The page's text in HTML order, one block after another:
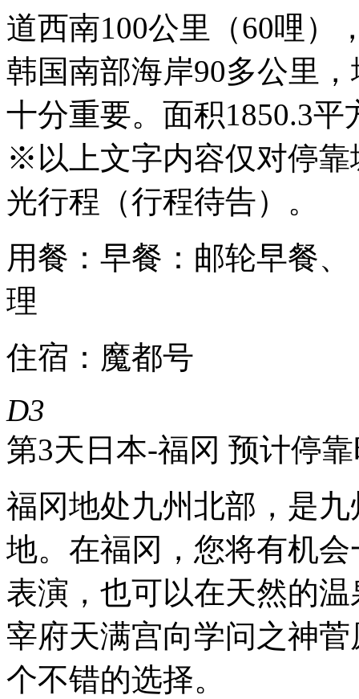
道西南100公里（60哩）
韩国南部海岸90多公里
十分重要。面积1850.3平
※以上文字内容仅对停
光行程（行程待告）。
用餐：早餐：邮轮早餐
理
住宿：魔都号
D3
第3天 日本-福冈 预计停
福冈地处九州北部，是
地。在福冈，您将有机
表演，也可以在天然的
宰府天满宫向学问之神
个不错的选择。